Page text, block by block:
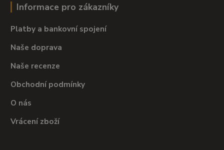
Informace pro zákazníky
Platby a bankovní spojení
Naše doprava
Naše recenze
Obchodní podmínky
O nás
Vrácení zboží